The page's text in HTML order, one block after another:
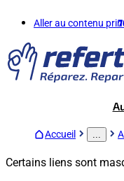
Aller au contenu
Accueil
Certains liens sont